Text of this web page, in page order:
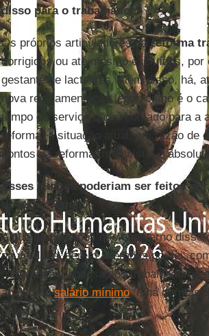
disso para o trabalhador?
Os próprios articuladores dareforma
corrigidos ou até mesmo excluídos,
gestantes e lactantes. Além disso, há,
nova regulamentação legal, como é o
tempo de serviço não é contado para a
reforma, a situação atual, em razão de
pontos da reforma trabalhista, é
Esses ajustes poderiam ser feitos
governo Temer?
Algumas questões que o governo
na verdade, serem alteradas por lei,
trabalhista é danosa aos trabalhadores
abaixo dosalário mínimo, e há normas
país.